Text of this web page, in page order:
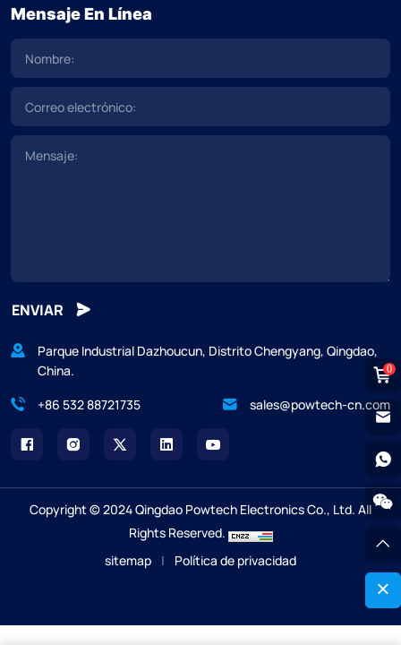
Mensaje En Línea
ENVIAR
Parque Industrial Dazhoucun, Distrito Chengyang, Qingdao,
China.
+86 532 88721735
sales@powtech-cn.com
Copyright © 2024 Qingdao Powtech Electronics Co., Ltd. All
Rights Reserved.
sitemap | Política de privacidad
0